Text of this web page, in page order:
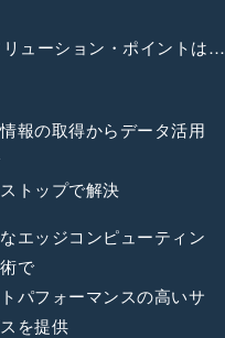
ューション・ポイントは…
報の取得からデータ活用
トップで解決
エッジコンピューティン
で
パフォーマンスの高いサ
を提供